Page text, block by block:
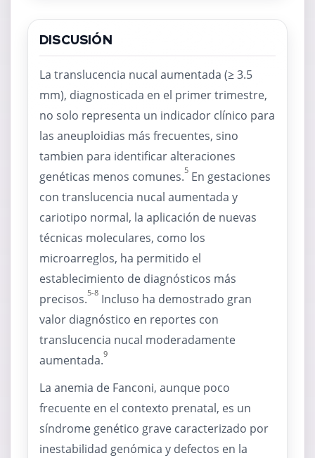
DISCUSIÓN
La translucencia nucal aumentada (≥ 3.5
mm), diagnosticada en el primer trimestre,
no solo representa un indicador clínico para
las aneuploidias más frecuentes, sino
tambien para identificar alteraciones
genéticas menos comunes.5 En gestaciones
con translucencia nucal aumentada y
cariotipo normal, la aplicación de nuevas
técnicas moleculares, como los
microarreglos, ha permitido el
establecimiento de diagnósticos más
precisos.5-8 Incluso ha demostrado gran
valor diagnóstico en reportes con
translucencia nucal moderadamente
aumentada.9
La anemia de Fanconi, aunque poco
frecuente en el contexto prenatal, es un
síndrome genético grave caracterizado por
inestabilidad genómica y defectos en la